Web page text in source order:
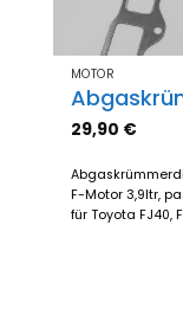
MOTOR
29,90 €
F-Motor 3,9ltr,
für Toyota FJ40,